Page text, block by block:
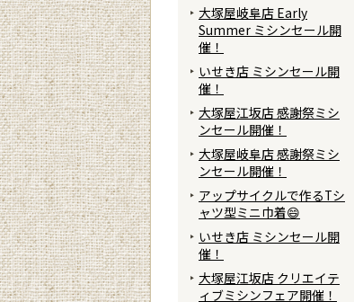
大塚屋岐阜店 Early
Summer ミシンセール開
催！
いせき店 ミシンセール開
催！
大塚屋江坂店 感謝祭ミシ
ンセール開催！
大塚屋岐阜店 感謝祭ミシ
ンセール開催！
アップサイクルで作るTシ
ャツ型ミニ巾着😄
いせき店 ミシンセール開
催！
大塚屋江坂店 クリエイテ
ィブミシンフェア開催！